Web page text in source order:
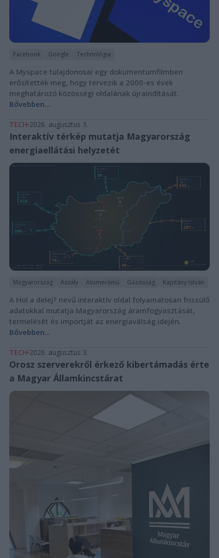
Facebook Google Technológia
A Myspace tulajdonosai egy dokumentumfilmben
erősítették meg, hogy tervezik a 2000-es évek
meghatározó közösségi oldalának újraindítását.
Bővebben...
TECH 2026. augusztus 3.
Interaktív térkép mutatja Magyarország
energiaellátási helyzetét
Magyarország Aszály Atomerőmű Gazdaság Kapitány István
A Hol a delej? nevű interaktív oldal folyamatosan frissülő
adatokkal mutatja Magyarország áramfogyasztását,
termelését és importját az energiaválság idején.
Bővebben...
TECH 2026. augusztus 3.
Orosz szerverekről érkező kibertámadás érte
a Magyar Államkincstárat